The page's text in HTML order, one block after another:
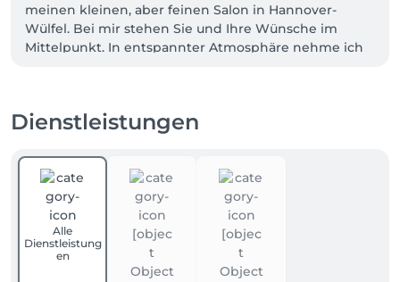
meinen kleinen, aber feinen Salon in Hannover-
Wülfel. Bei mir stehen Sie und Ihre Wünsche im
Mittelpunkt. In entspannter Atmosphäre nehme ich
Viele meiner Kundinnen und Kunden kommen seit
Haarschnitte, sondern auch wegen der persönlichen
Gespräche und der familiären Stimmung.
Eine Tasse Kaffee gehört bei mir genauso dazu wie
ein präziser Schnitt oder eine typgerechte Farbe.
Ich biete Ihnen klassische und moderne
Haarschnitte für Damen und Herren,
Dienstleistungen
Alle
Dienstleistung
en